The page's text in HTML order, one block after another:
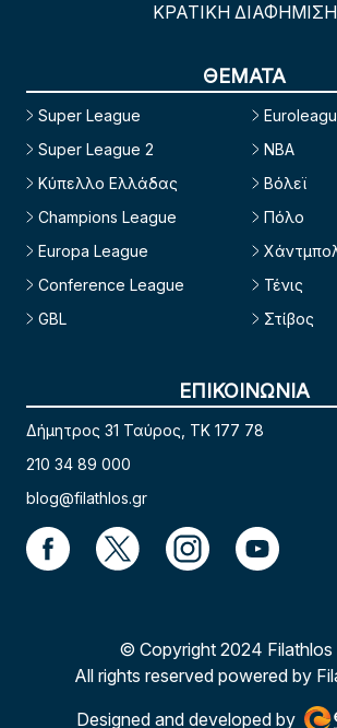
ΚΡΑΤΙΚΗ ΔΙΑΦΗΜΙΣΗ
ΘΕΜΑΤΑ
Super League
Super League 2
Κύπελλο Ελλάδας
Champions League
Europa League
Conference League
GBL
NBA
Βόλεϊ
Πόλο
Τένις
Στίβος
ΕΠΙΚΟΙΝΩΝΙΑ
Δήμητρος 31 Ταύρος, TK 177 78
210 34 89 000
blog@filathlos.gr
© Copyright 2024 Filathlos
All rights reserved powered by
Designed and developed by